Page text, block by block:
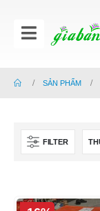
SẢN PHẨM
FILTER